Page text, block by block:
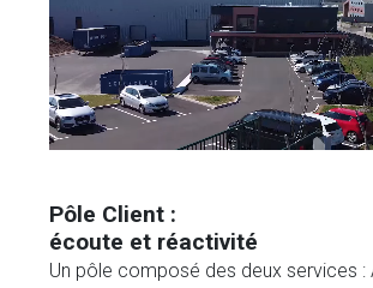
Pôle Client :
écoute et réactivité
Un pôle composé des deux services :